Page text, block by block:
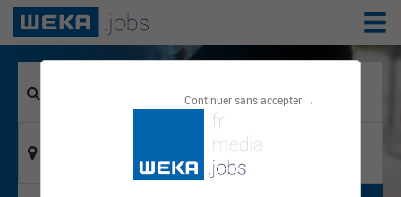
Continuer sans accepter →